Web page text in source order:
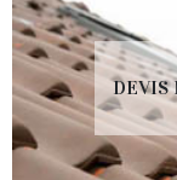
DEVIS